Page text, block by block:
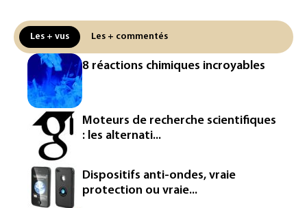
Inde : Meta sommé de s'excuser après
le retrait d'une vidéo de Modi
La défense, voie de diversification pour
un secteur automobile à la peine
France : prison avec sursis et
"bannissement numérique" pour deux
streamers jugés pour des violences et
humiliations en ligne
IA : Mythos 5 d'Anthropic crée de
Les + vus Les + commentés
8 réactions chimiques incroyables
Moteurs de recherche scientifiques
: les alternati...
Dispositifs anti-ondes, vraie
protection ou vraie...